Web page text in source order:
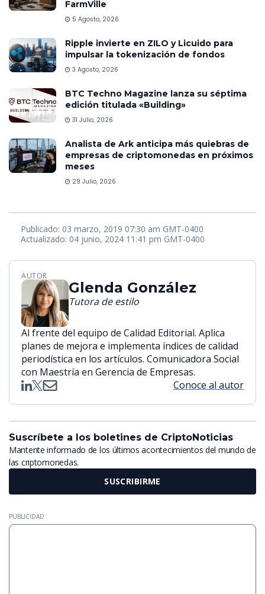
FarmVille
5 Agosto, 2026
Ripple invierte en ZILO y Licuido para
impulsar la tokenización de fondos
3 Agosto, 2026
BTC Techno Magazine lanza su séptima
edición titulada «Building»
31 Julio, 2026
Analista de Ark anticipa más quiebras de
empresas de criptomonedas en próximos
meses
29 Julio, 2026
Publicado: 03 marzo, 2019 07:30 am GMT-0400
Actualizado: 04 junio, 2024 11:41 pm GMT-0400
AUTOR
Glenda González
Tutora de estilo
Al frente del equipo de Calidad Editorial. Aplica
planes de mejora e implementa índices de calidad
periodística en los artículos. Comunicadora Social
con Maestría en Gerencia de Empresas.
Conoce al autor
Suscríbete a los boletines de CriptoNoticias
Mantente informado de los últimos acontecimientos del mundo de
las criptomonedas.
SUSCRIBIRME
PUBLICIDAD